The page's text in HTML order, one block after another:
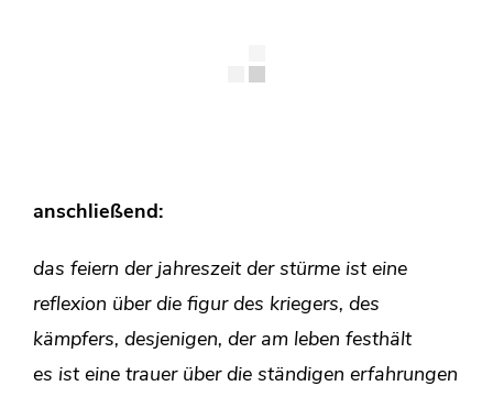
anschließend:
das feiern der jahreszeit der stürme ist eine
reflexion über die figur des kriegers, des
kämpfers, desjenigen, der am leben festhält
es ist eine trauer über die ständigen erfahrungen